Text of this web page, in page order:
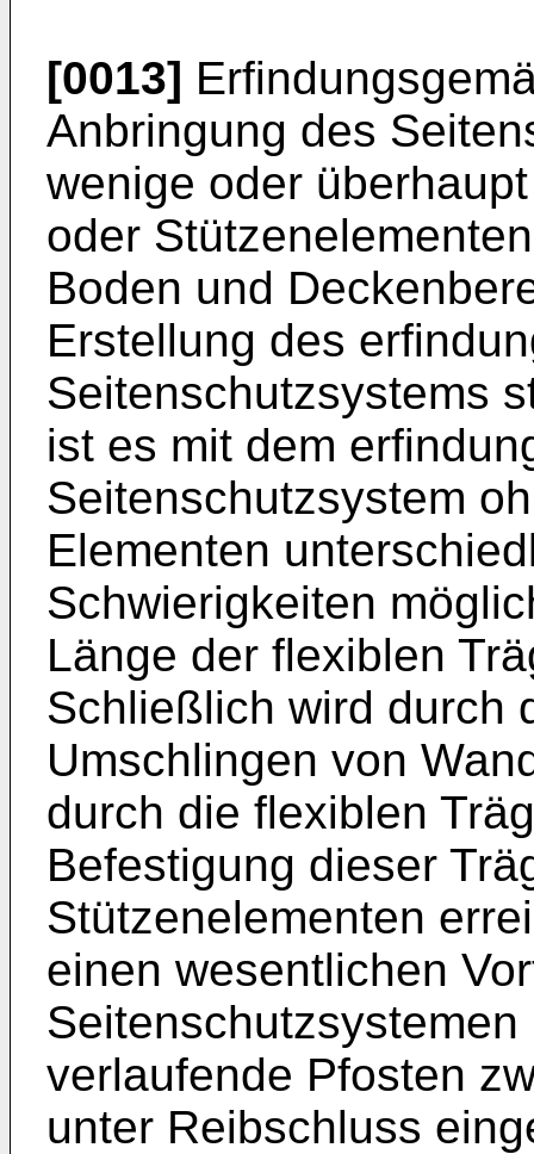
[0013]
Anbringung des
wenige oder
oder
Boden und
Erstellung des
Seitenschutzsystems
ist es mit dem
Seitenschutzsystem
Elementen
Schwierigkeiten
Länge der flexiblen
Schließlich wird durch
Umschlingen von
durch die flexiblen
Befestigung dieser
Stützenelementen
einen wesentlichen
verlaufende Pfosten
unter Reibschluss